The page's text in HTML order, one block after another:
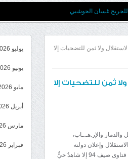
للجريح غسان الحوشبي
ولا ثمن للتضحيات إلا
ثمن للتضحيات إلا
والدمار والإر.هـ.ـاب،
وإعلان دولته
المستقلة، كتتويج لنضال وكفاح طويلين، وتضحيات جسيمة لا تُنسى، واستحقاق وطني مشروع. وما فتاوى صيف 94 إلا شاهدٌ حيٌّ
يوليو 2026
يونيو 2026
مايو 2026
أبريل 2026
مارس 2026
فبراير 2026